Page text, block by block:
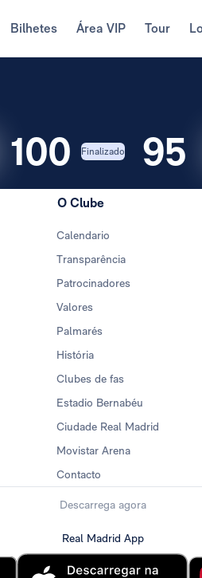
Bilhetes Área VIP Tour
100 95
Finalizado
O Clube
Calendario
Transparência
Patrocinadores
Valores
Palmarés
História
Clubes de fas
Estadio Bernabéu
Ciudade Real Madrid
Movistar Arena
Contacto
Descarrega agora
Real Madrid App